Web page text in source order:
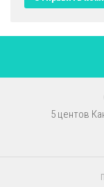
5 центов